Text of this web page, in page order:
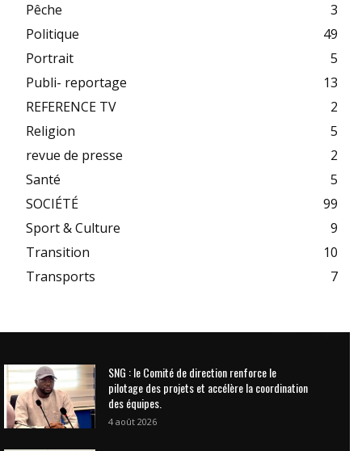
Pêche
3
Politique
49
Portrait
5
Publi- reportage
13
REFERENCE TV
2
Religion
5
revue de presse
2
Santé
5
SOCIÉTÉ
99
Sport & Culture
9
Transition
10
Transports
7
SNG : le Comité de direction renforce le
pilotage des projets et accélère la coordination
des équipes.
4 août 2026